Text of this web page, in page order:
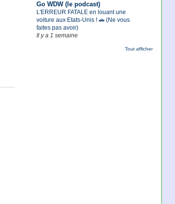
Go WDW (le podcast)
L'ERREUR FATALE en louant une
voiture aux Etats-Unis ! 🚗 (Ne vous
faites pas avoir)
Il y a 1 semaine
Tout afficher